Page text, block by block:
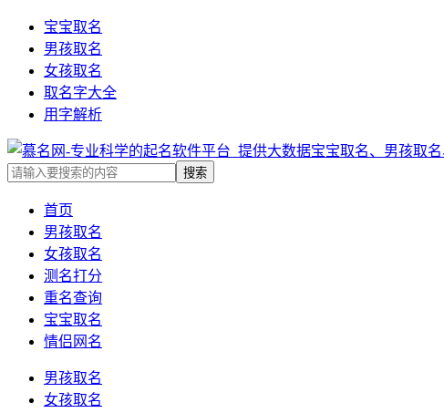
宝宝取名
男孩取名
女孩取名
取名字大全
用字解析
首页
男孩取名
女孩取名
测名打分
重名查询
宝宝取名
情侣网名
男孩取名
女孩取名